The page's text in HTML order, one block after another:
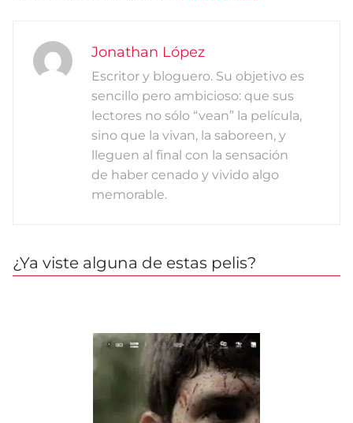
Jonathan López
Escritor y bloguero. Su objetivo es
sencillo pero ambicioso: que sus
lectores no sólo “vean” la película,
sino que la vivan, la saboreen, y
lleguen al final con la sensación
de haber cenado y vivido algo
memorable.
¿Ya viste alguna de estas pelis?